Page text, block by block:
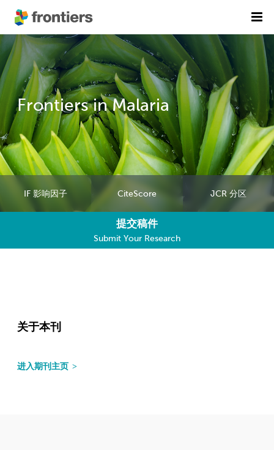
首页
期刊列表
精选潜力期刊
前沿专刊
科研诚信
出版费用
加入我们
Frontiers in Malaria
IF 影响因子 CiteScore JCR 分区
提交稿件
Submit Your Research
关于本刊
进入期刊主页